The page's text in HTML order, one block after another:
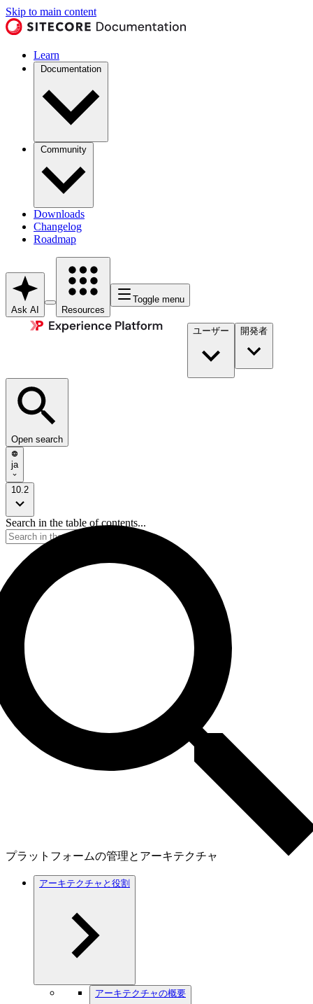
Skip to main content
Learn
Documentation
Community
Downloads
Changelog
Roadmap
Ask AI Resources
Toggle menu
ユーザー 開発者​
Open search
ja
10.2
Search in the table of contents...
プラットフォームの管理とアーキテクチャ
アーキテクチャと役割
アーキテクチャの概要